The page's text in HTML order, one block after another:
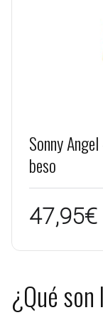
Sonny
beso
47,95€
¿Qué